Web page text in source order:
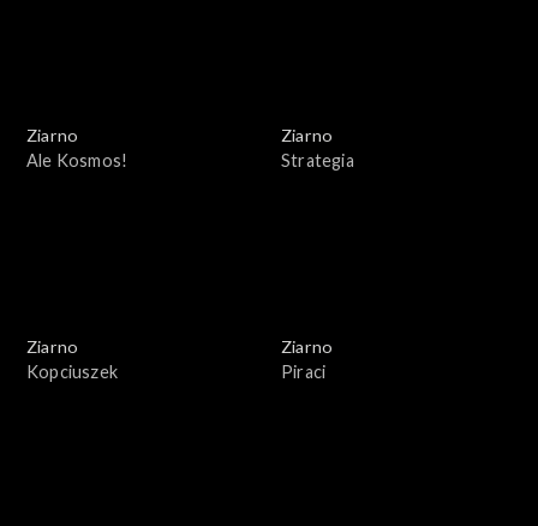
Ziarno
Ale Kosmos!
Ziarno
Strategia
Ziarno
Kopciuszek
Ziarno
Piraci